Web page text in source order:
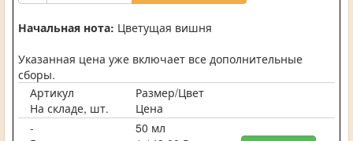
Начальная нота: Цветущая вишня
Указанная цена уже включает все дополнительные
сборы.
Артикул
Размер/Цвет
На складе, шт.
Цена
-
50 мл